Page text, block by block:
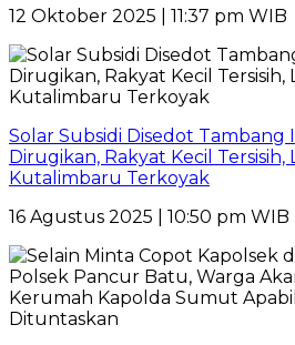
12 Oktober 2025 | 11:37 pm WIB
Solar Subsidi Disedot Tambang
Dirugikan, Rakyat Kecil
Kutalimbaru Terkoyak
16 Agustus 2025 | 10:50 pm WIB